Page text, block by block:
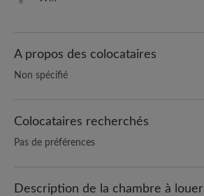
A propos des colocataires
Non spécifié
Colocataires recherchés
Pas de préférences
Description de la chambre à louer